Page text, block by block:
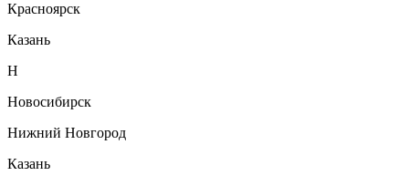
Красноярск
Казань
Н
Новосибирск
Нижний Новгород
Казань